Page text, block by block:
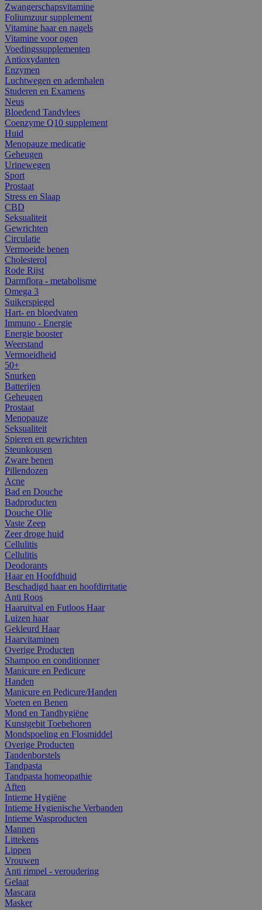
Zwangerschapsvitamine
Foliumzuur supplement
Vitamine haar en nagels
Vitamine voor ogen
Voedingssupplementen
Antioxydanten
Enzymen
Luchtwegen en ademhalen
Studeren en Examens
Neus
Bloedend Tandvlees
Coenzyme Q10 supplement
Huid
Menopauze medicatie
Geheugen
Urinewegen
Sport
Prostaat
Stress en Slaap
CBD
Seksualiteit
Gewrichten
Circulatie
Vermoeide benen
Cholesterol
Rode Rijst
Darmflora - metabolisme
Omega 3
Suikerspiegel
Hart- en bloedvaten
Immuno - Energie
Energie booster
Weerstand
Vermoeidheid
50+
Snurken
Batterijen
Geheugen
Prostaat
Menopauze
Seksualiteit
Spieren en gewrichten
Steunkousen
Zware benen
Pillendozen
Acne
Bad en Douche
Badproducten
Douche Olie
Vaste Zeep
Zeer droge huid
Cellulitis
Cellulitis
Deodorants
Haar en Hoofdhuid
Beschadigd haar en hoofdirritatie
Anti Roos
Haaruitval en Futloos Haar
Luizen haar
Gekleurd Haar
Haarvitaminen
Overige Producten
Shampoo en conditionner
Manicure en Pedicure
Handen
Manicure en Pedicure/Handen
Voeten en Benen
Mond en Tandhygiëne
Kunstgebit Toebehoren
Mondspoeling en Flosmiddel
Overige Producten
Tandenborstels
Tandpasta
Tandpasta homeopathie
Aften
Intieme Hygiëne
Intieme Hygienische Verbanden
Intieme Wasproducten
Mannen
Littekens
Lippen
Vrouwen
Anti rimpel - veroudering
Gelaat
Mascara
Masker